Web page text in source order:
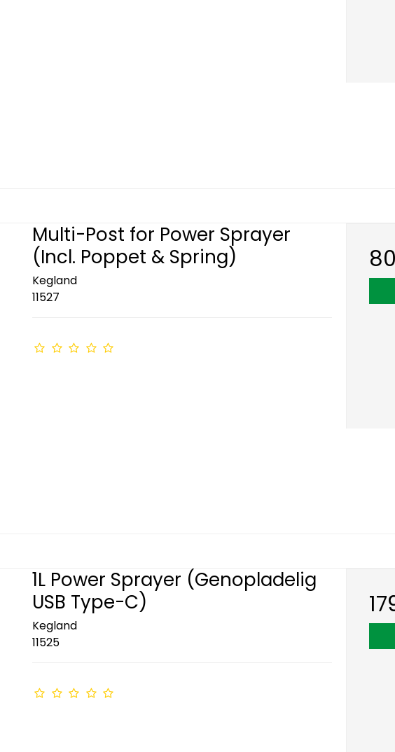
Multi-Post for Power Sprayer
(Incl. Poppet & Spring)
Kegland
11527
1L Power Sprayer (Genopladelig
USB Type-C)
Kegland
11525